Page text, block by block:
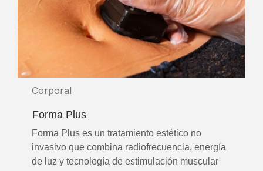
Corporal
Forma Plus
Forma Plus es un tratamiento estético no
invasivo que combina radiofrecuencia, energía
de luz y tecnología de estimulación muscular